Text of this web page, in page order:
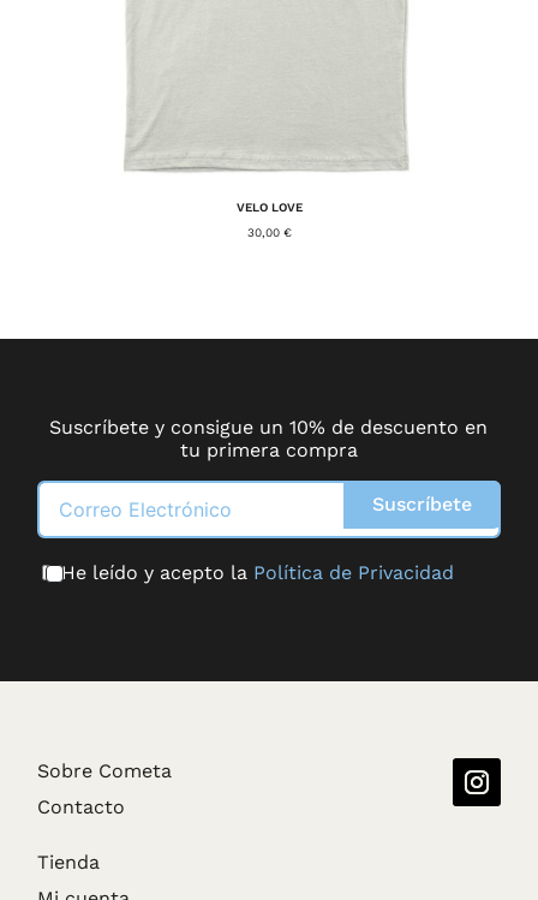
VELO LOVE
30,00 €
Suscríbete y consigue un 10% de descuento en
tu primera compra
He leído y acepto la Política de Privacidad
Suscríbete
Sobre Cometa
Contacto
Tienda